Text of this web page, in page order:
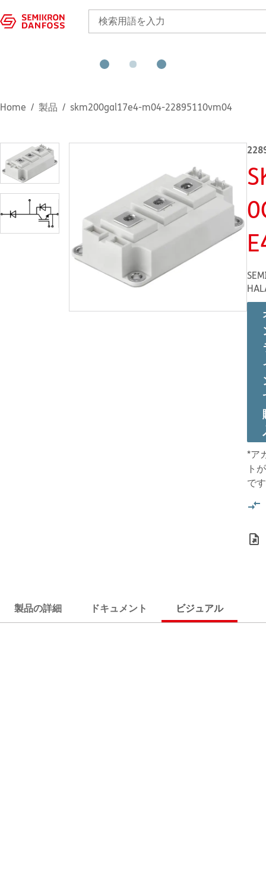
Home 製品 skm200gal17e4-m04-22895110vm04
*ア
ト
です
製品の詳細 ドキュメント ビジュアル